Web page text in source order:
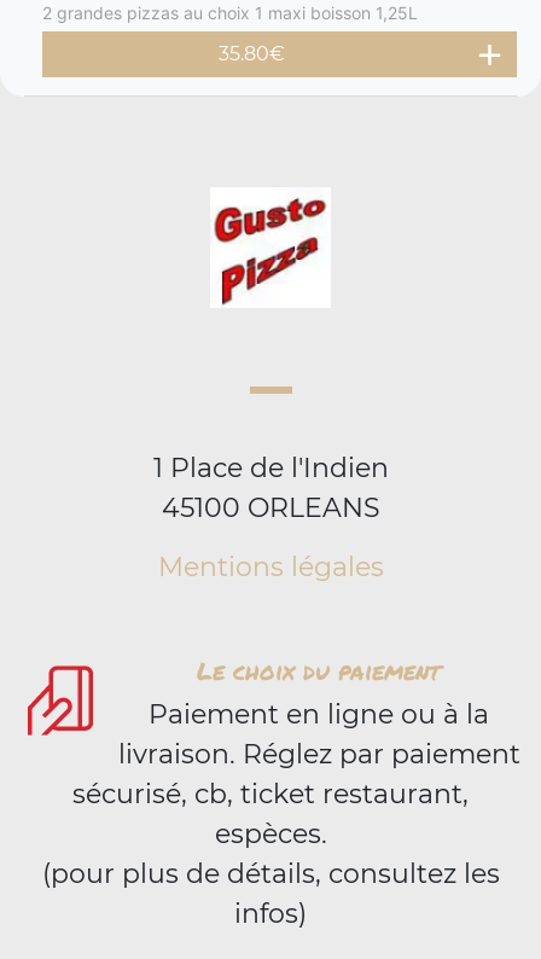
2 grandes pizzas au choix 1 maxi boisson 1,25L
35.80€
1 Place de l'Indien
45100 ORLEANS
Mentions légales
Le choix du paiement
Paiement en ligne ou à la
livraison. Réglez par paiement
sécurisé, cb, ticket restaurant,
espèces.
(pour plus de détails, consultez les
infos)